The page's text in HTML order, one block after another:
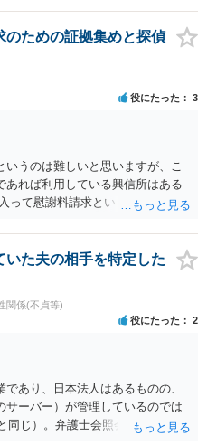
のような精神的損害が発生したと
開示がなされる可能性も低いので
のための証拠集めと探偵
役にたった 3
うのは難しいと思いますが、こ
あれば利用している興信所はある
って慰謝料請求という流れになる
いた夫の相手を特定した
関係(不貞等)
役にたった 2
あり、日本法人はあるものの、
サーバー）が管理しているのでは
同じ）。弁護士会照会は日本法に